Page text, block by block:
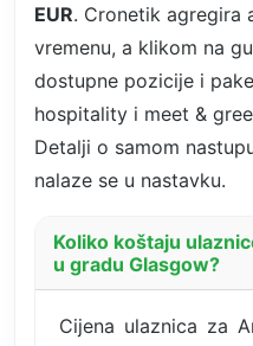
EUR. Cronetik agregira
vremenu, a klikom na
dostupne pozicije i
hospitality i meet &
Detalji o samom
nalaze se u nastavku.
Koliko koštaju
u gradu Glasgow?
Cijena ulaznica za